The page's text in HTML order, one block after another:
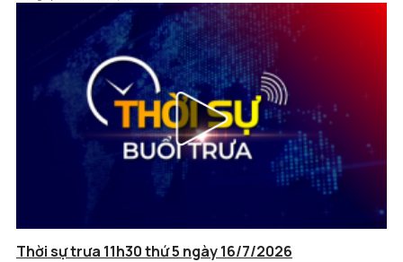
Thời sự trưa 11h30 thứ 5 ngày 16/7/2026